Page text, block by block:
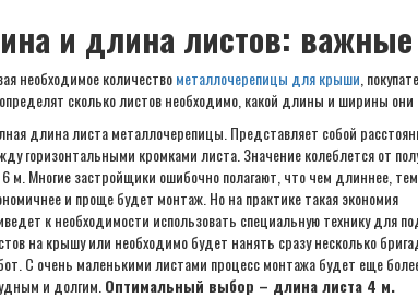
и длина листов:
необходимое количествометаллочерепицы для крыши ,
сколько листов необходимо, какой длины и ширины
длина листа металлочерепицы. Представляет собой
горизонтальными кромками листа. Значение колеблется от
м. Многие застройщики ошибочно полагают, что чем длиннее, тем
и проще будет монтаж. Но на практике такая экономия
к необходимости использовать специальную технику для
на крышу или необходимо будет нанять сразу несколько
С очень маленькими листами процесс монтажа будет еще
и долгим. Оптимальный выбор – длина листа 4 м.